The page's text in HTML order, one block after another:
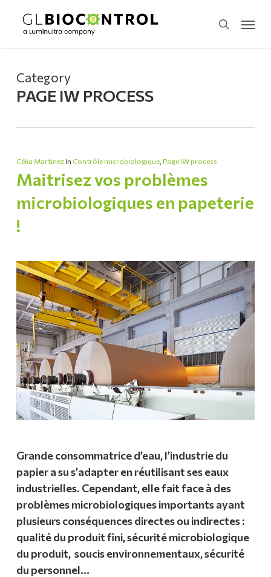
search
Menu
Category
PAGE IW PROCESS
Célia Martinez In Contrôle microbiologique, Page IW process
Maitrisez vos problèmes
microbiologiques en papeterie
!
Grande consommatrice d’eau, l’industrie du
papier a su s’adapter en réutilisant ses eaux
industrielles. Cependant, elle fait face à des
problèmes microbiologiques importants ayant
plusieurs conséquences directes ou indirectes :
qualité du produit fini, sécurité microbiologique
du produit, soucis environnementaux, sécurité
du personnel…